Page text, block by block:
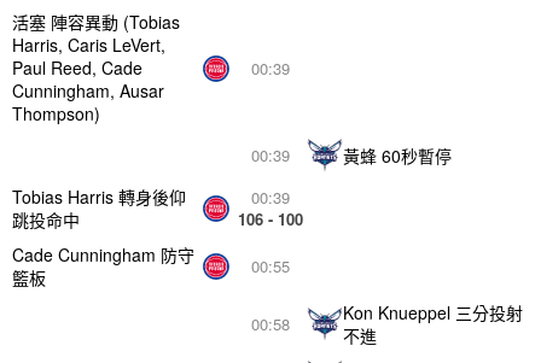
00:58
Kon Knueppel 三分投射
不進
00:55
Cade Cunningham 防守
籃板
00:39
106 - 100
Tobias Harris 轉身後仰
跳投命中
00:39 黃蜂 60秒暫停
00:39
活塞 陣容異動 (Tobias
Harris, Caris LeVert,
Paul Reed, Cade
Cunningham, Ausar
Thompson)